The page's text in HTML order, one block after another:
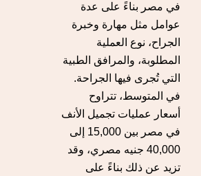
في مصر بناءً على عدة
عوامل مثل مهارة وخبرة
الجراح، نوع العملية
المطلوبة، والمرافق الطبية
التي تُجرى فيها الجراحة.
في المتوسط، تتراوح
أسعار عمليات تجميل الأنف
في مصر بين 15,000 إلى
40,000 جنيه مصري، وقد
تزيد عن ذلك بناءً على